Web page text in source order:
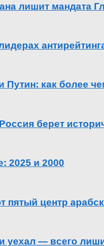
лишит мандата
Путин: как более
берет
2025 и 2000
пятый центр
уехал — всего